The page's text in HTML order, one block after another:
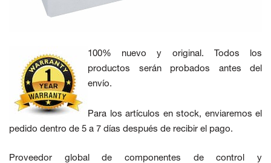
100% nuevo y original. Todos los
productos serán probados antes del
envío.
Para los artículos en stock, enviaremos el
pedido dentro de 5 a 7 días después de recibir el pago.
Proveedor global de componentes de control y